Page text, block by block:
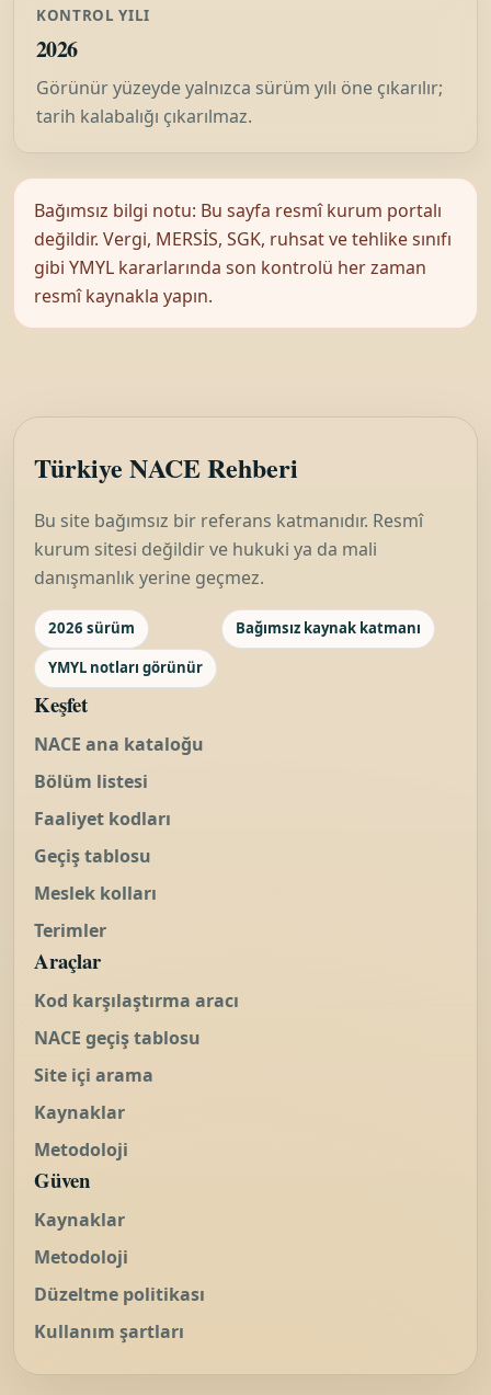
KONTROL YILI
2026
Görünür yüzeyde yalnızca sürüm yılı öne çıkarılır;
tarih kalabalığı çıkarılmaz.
Bağımsız bilgi notu: Bu sayfa resmî kurum portalı
değildir. Vergi, MERSİS, SGK, ruhsat ve tehlike sınıfı
gibi YMYL kararlarında son kontrolü her zaman
resmî kaynakla yapın.
Türkiye NACE Rehberi
Bu site bağımsız bir referans katmanıdır. Resmî
kurum sitesi değildir ve hukuki ya da mali
danışmanlık yerine geçmez.
2026 sürüm
Bağımsız kaynak katmanı
YMYL notları görünür
Keşfet
NACE ana kataloğu
Bölüm listesi
Faaliyet kodları
Geçiş tablosu
Meslek kolları
Terimler
Araçlar
Kod karşılaştırma aracı
NACE geçiş tablosu
Site içi arama
Kaynaklar
Metodoloji
Güven
Kaynaklar
Metodoloji
Düzeltme politikası
Kullanım şartları